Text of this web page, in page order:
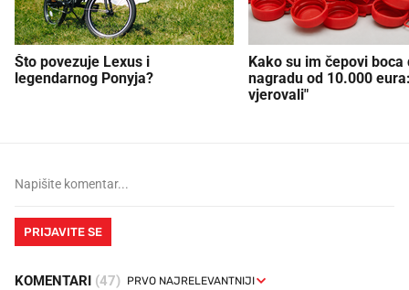
Što povezuje Lexus i
legendarnog Ponyja?
Kako su im čepovi boca
nagradu od 10.000
vjerovali"
PRIJAVITE SE
KOMENTARI (47)